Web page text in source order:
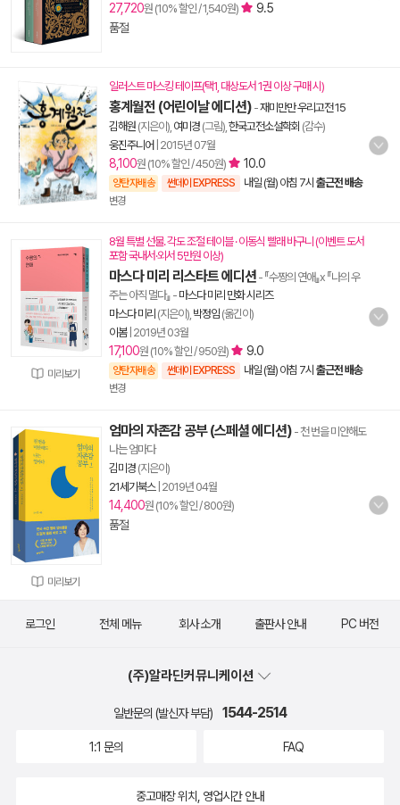
27,720원 (10% 할인 / 1,540원)
9.5
품절
일러스트 마스킹 테이프(택1, 대상도서 1권 이상 구매 시)
홍계월전 (어린이날 에디션) -재미만만 우리고전 15
김해원 (지은이), 여미경 (그림), 한국고전소설학회 (감수)
웅진주니어 2015년 07월
8,100원 (10% 할인 / 450원) 10.0
양탄자배송 썬데이 EXPRESS 내일 (월) 아침 7시 출근전 배송
변경
미리보기
8월 특별 선물. 각도 조절 테이블 · 이동식 빨래 바구니 (이벤트 도서
포함 국내서·외서 5만원 이상)
마스다 미리 리스타트 에디션 - 『수짱의 연애』x 『나의 우
주는 아직 멀다』 - 마스다 미리 만화 시리즈
마스다 미리 (지은이), 박정임 (옮긴이)
이봄| 2019년 03월
17,100원 (10% 할인 / 950원) 9.0
양탄자배송 썬데이 EXPRESS 내일 (월) 아침 7시 출근전 배송
변경
미리보기
엄마의 자존감 공부 (스페셜 에디션) - 천 번을 미안해도
나는 엄마다
김미경 (지은이)
21세기북스| 2019년 04월
14,400원 (10% 할인 / 800원)
품절
로그인 전체 메뉴 회사 소개 출판사 안내 PC 버전
(주)알라딘커뮤니케이션
일반문의 (발신자 부담) 1544-2514
1:1 문의 FAQ
중고매장 위치, 영업시간 안내